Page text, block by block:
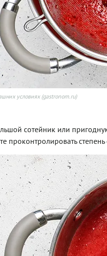
условиях (gastronom.ru)
сотейник или
проконтролировать степень